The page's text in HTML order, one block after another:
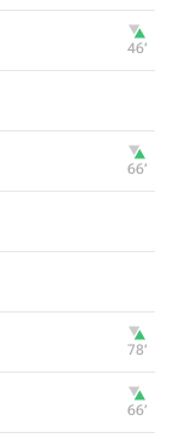
46‎’‎
66‎’‎
78‎’‎
66‎’‎